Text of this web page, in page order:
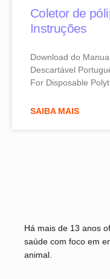
Coletor de
Instruções
Download do
Descartável
For Disposable
SAIBA MAIS
Há mais de 13 anos
saúde com foco em
animal.